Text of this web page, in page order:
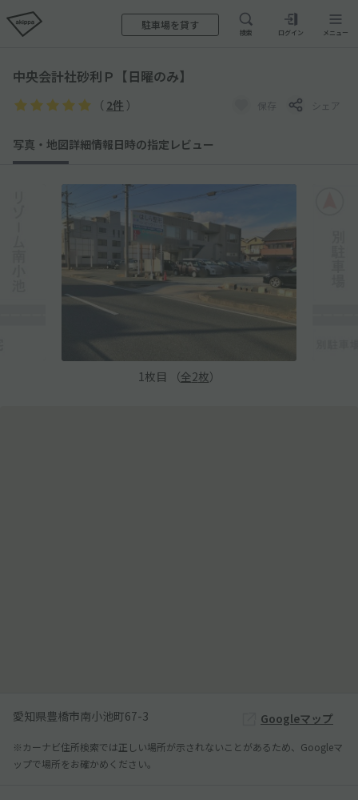
駐車場を貸す
検索 ログイン メニュー
中央会計社砂利Ｐ【日曜のみ】
（ 2件 ） 保存 シェア
写真・地図詳細情報日時の指定 レビュー
1 枚目 （全2枚）
愛知県豊橋市南小池町67-3 Googleマップ
※カーナビ住所検索では正しい場所が示されないことがあるため、Googleマ
ップで場所をお確かめください。